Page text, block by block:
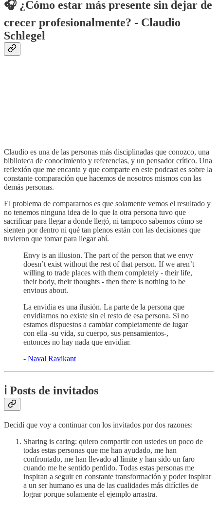
🎧 ¿Cómo estar más presente sin dejar de
crecer profesionalmente? - Claudio
Schlegel
Claudio es una de las personas más disciplinadas que conozco, una
biblioteca de conocimiento y referencias, y un pensador crítico. Una
reflexión que me encanta y que comparte en este podcast es sobre la
constante comparación que hacemos de nosotros mismos con las
demás personas.
El problema de compararnos es que solamente vemos el resultado y
no tenemos ninguna idea de lo que la otra persona tuvo que
sacrificar para llegar a donde llegó, ni tampoco sabemos cómo se
sienten por dentro ni qué tan plenos están con las decisiones que
tuvieron que tomar para llegar ahí.
Envy is an illusion. The part of the person that we envy
doesn’t exist without the rest of that person. If we aren’t
willing to trade places with them completely - their life,
their body, their thoughts - then there is nothing to be
envious about.
La envidia es una ilusión. La parte de la persona que
envidiamos no existe sin el resto de esa persona. Si no
estamos dispuestos a cambiar completamente de lugar
con ella -su vida, su cuerpo, sus pensamientos-,
entonces no hay nada que envidiar.
- Naval Ravikant
ℹ️ Posts de invitados
Decidí que voy a continuar con los invitados por dos razones:
Sharing is caring: quiero compartir con ustedes un poco de
todas estas personas que me han ayudado, me han
confrontado, me han llevado al límite y han sido un faro
cuando me he sentido perdido. Todas estas personas me
inspiran a seguir en constante transformación y poder inspirar
a un ser humano es una de las cualidades más difíciles de
lograr porque solamente el ejemplo arrastra.